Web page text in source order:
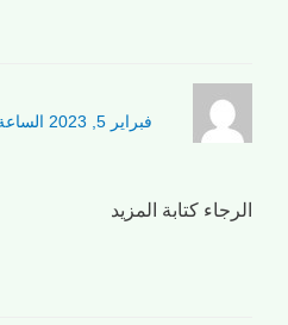
فبراير 5, 2023 الساعة 10:50 ص
الرجاء كتابة المزيد